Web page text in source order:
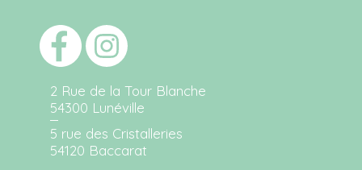
2 Rue de la Tour Blanche
54300 Lunéville
5 rue des Cristalleries
54120 Baccarat